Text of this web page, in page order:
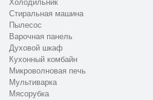
Холодильник
Стиральная машина
Пылесос
Варочная панель
Духовой шкаф
Кухонный комбайн
Микроволновая печь
Мультиварка
Мясорубка